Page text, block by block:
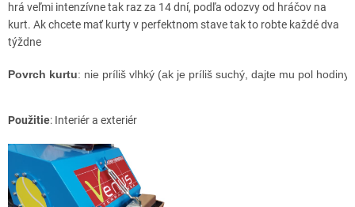
hrá veľmi intenzívne tak raz za 14 dní, podľa odozvy od hráčov na
kurt. Ak chcete mať kurty v perfektnom stave tak to robte každé dva
týždne
Povrch kurtu: nie príliš vlhký (ak je príliš suchý, dajte mu pol
Použitie: Interiér a exteriér